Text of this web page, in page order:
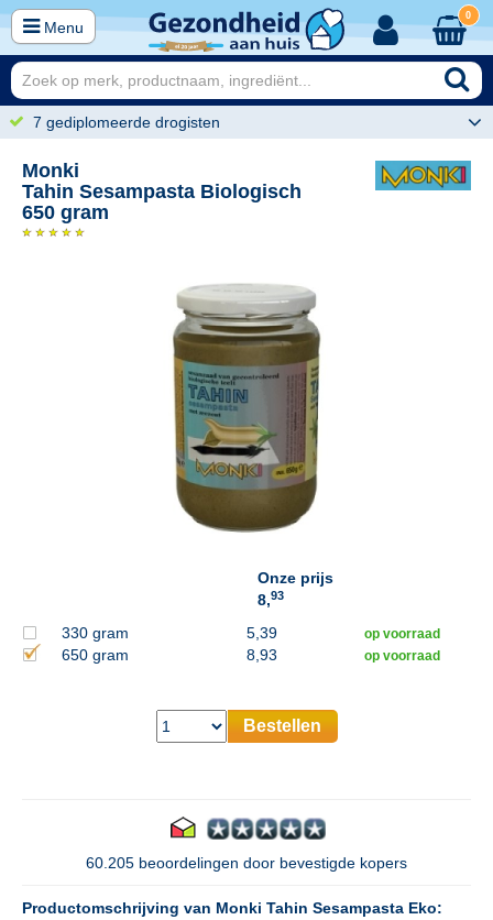
Menu
0
7 gediplomeerde drogisten
Monki
Tahin Sesampasta Biologisch
650 gram
Onze prijs
8,93
330 gram 5,39 op voorraad
650 gram 8,93 op voorraad
Bestellen
60.205 beoordelingen door bevestigde kopers
Productomschrijving van Monki Tahin Sesampasta Eko: